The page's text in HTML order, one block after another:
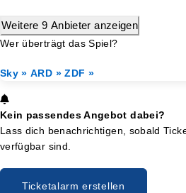
Weitere 9 Anbieter anzeigen
Wer überträgt das Spiel?
Sky » ARD » ZDF »
Kein passendes Angebot dabei?
Lass dich benachrichtigen, sobald
verfügbar sind.
Ticketalarm erstellen